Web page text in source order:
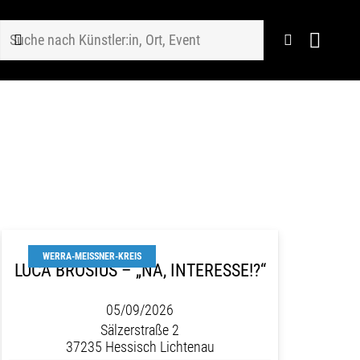
WERRA-MEISSNER-KREIS
LUCA BROSIUS – „NA, INTERESSE!?“
05/09/2026
Sälzerstraße 2
37235 Hessisch Lichtenau